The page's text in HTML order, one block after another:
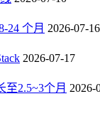
24 个月 2026-07-16
2026-07-17
至2.5~3个月 2026-